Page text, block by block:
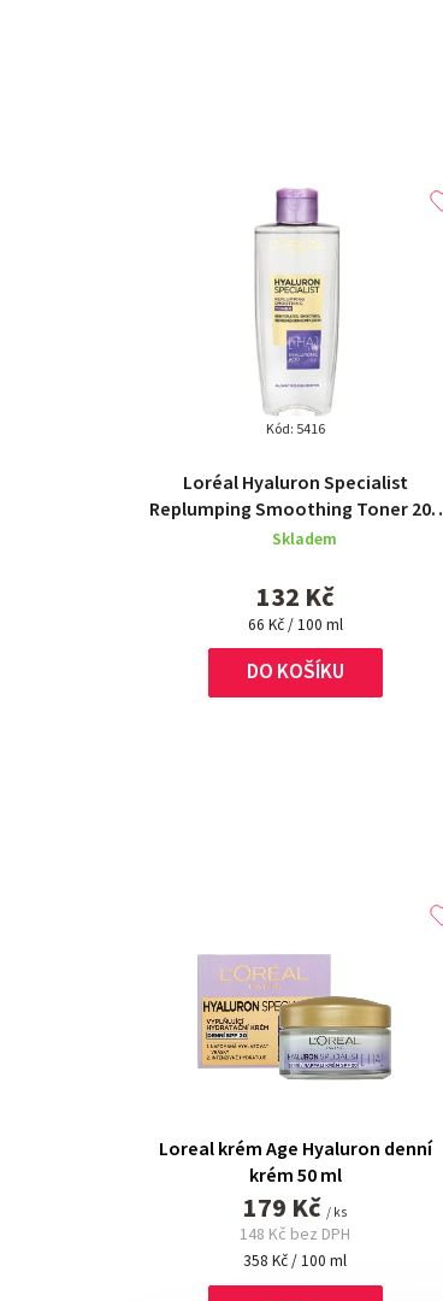
Loréal Hyaluron Specialist
Replumping Smoothing Toner 200
ml
Skladem
132 Kč
Měrná
cena:
66 Kč / 100 ml
DO KOŠÍKU
Kód: 5416
Loreal krém Age Hyaluron denní
krém 50 ml
179 Kč / ks
148 Kč bez DPH
Měrná
358 Kč / 100 ml